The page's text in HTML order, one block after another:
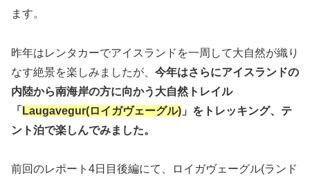
ます。
昨年はレンタカーでアイスランドを一周して大自然が織り
なす絶景を楽しみましたが、 今年はさらにアイスランドの
内陸から南海岸の方に向かう大自然トレイル
「 Laugavegur(ロイガヴェーグル) 」をトレッキング、テ
ント泊で楽しんでみました。
前回のレポート4日目後編にて、ロイガヴェーグル(ランド